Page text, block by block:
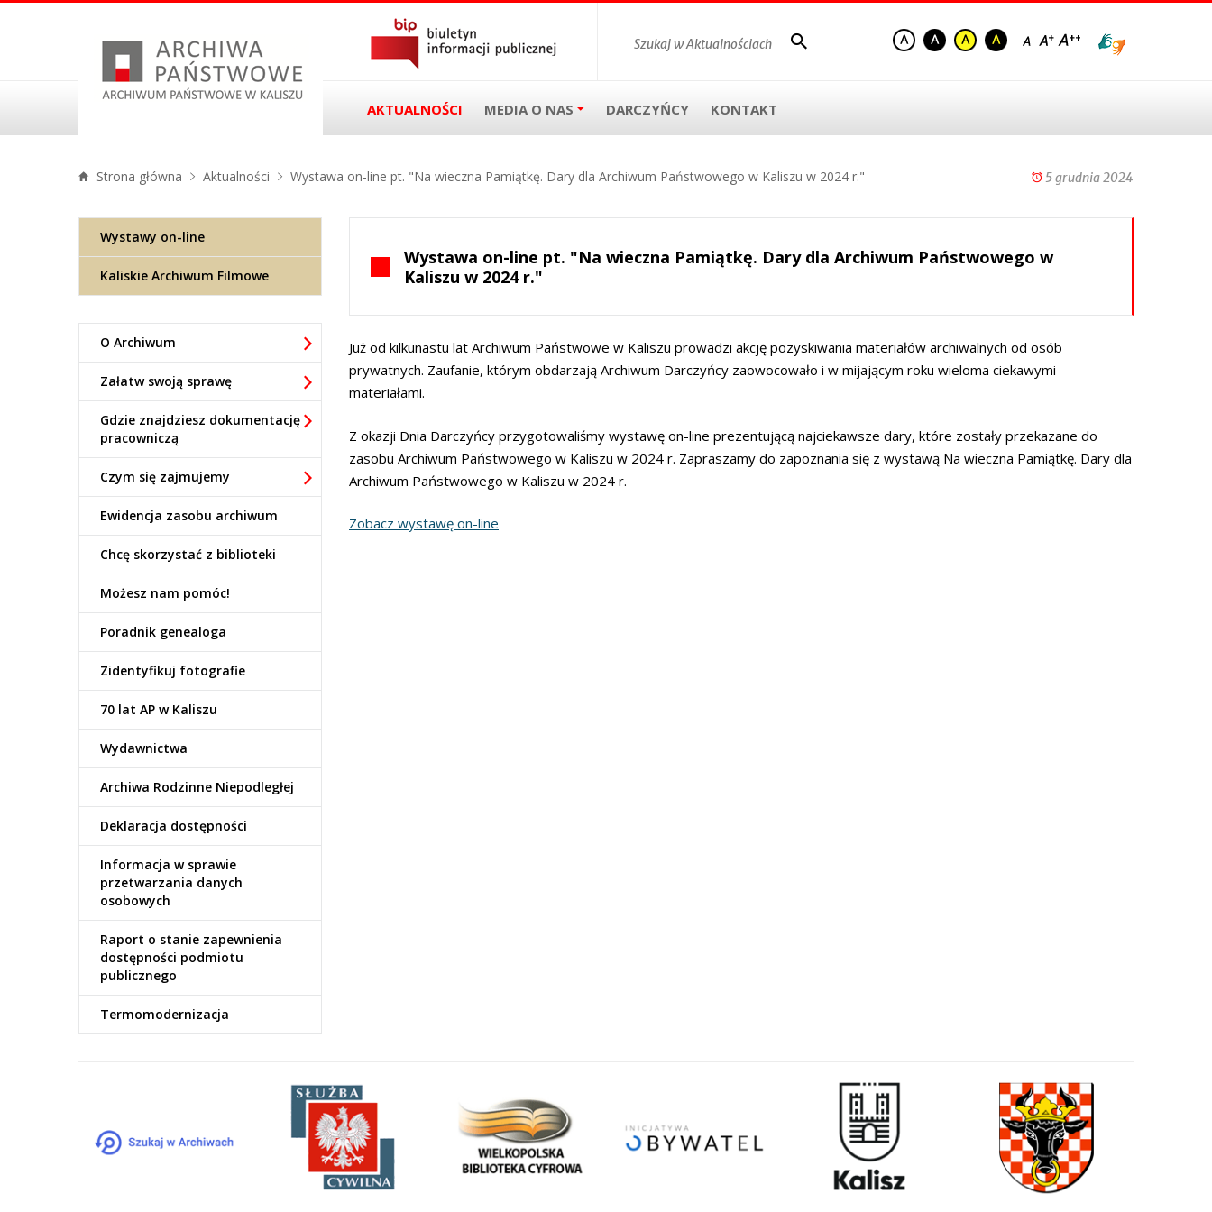
AKTUALNOŚCI MEDIA O NAS DARCZYŃCY KONTAKT
Strona główna Aktualności Wystawa on-line pt. "Na wieczna Pamiątkę. Dary dla Archiwum Państwowego w Kaliszu w 2024 r."
Wystawa on-line pt. "Na wieczna Pamiątkę. Dary dla Archiwum Państwowego w
Kaliszu w 2024 r."
5 grudnia 2024
Już od kilkunastu lat Archiwum Państwowe w Kaliszu prowadzi akcję pozyskiwania materiałów archiwalnych od osób
prywatnych. Zaufanie, którym obdarzają Archiwum Darczyńcy zaowocowało i w mijającym roku wieloma ciekawymi
materiałami.
Z okazji Dnia Darczyńcy przygotowaliśmy wystawę on-line prezentującą najciekawsze dary, które zostały przekazane do
zasobu Archiwum Państwowego w Kaliszu w 2024 r. Zapraszamy do zapoznania się z wystawą Na wieczna Pamiątkę. Dary dla
Archiwum Państwowego w Kaliszu w 2024 r.
Zobacz wystawę on-line
Wystawy on-line
Kaliskie Archiwum Filmowe
O Archiwum
Załatw swoją sprawę
Gdzie znajdziesz dokumentację
pracowniczą
Czym się zajmujemy
Ewidencja zasobu archiwum
Chcę skorzystać z biblioteki
Możesz nam pomóc!
Poradnik genealoga
Zidentyfikuj fotografie
70 lat AP w Kaliszu
Wydawnictwa
Archiwa Rodzinne Niepodległej
Deklaracja dostępności
Informacja w sprawie
przetwarzania danych
osobowych
Raport o stanie zapewnienia
dostępności podmiotu
publicznego
Termomodernizacja